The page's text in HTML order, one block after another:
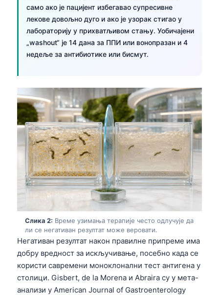
само ако је пацијент избегавао супресивне
лекове довољно дуго и ако је узорак стигао у
лабораторију у прихватљивом стању. Уобичајени
„washout“ је 14 дана за ППИ или вонопразан и 4
недеље за антибиотике или бисмут.
Слика 2: Време узимања терапије често одлучује да
ли се негативан резултат може веровати.
Негативан резултат након правилне припреме има
добру вредност за искључивање, посебно када се
користи савремени моноклонални тест антигена у
столици. Gisbert, de la Morena и Abraira су у мета-
анализи у American Journal of Gastroenterology